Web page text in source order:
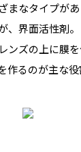
まなタイプが
、界面活性剤
ンズの上に膜
作るのが主な役